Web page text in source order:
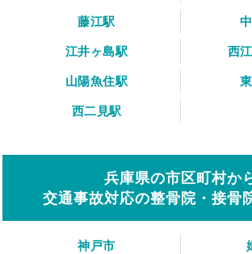
藤江駅
江井ヶ島駅
西
山陽魚住駅
西二見駅
兵庫県の市区町村か
交通事故対応の整骨院・接骨
神戸市